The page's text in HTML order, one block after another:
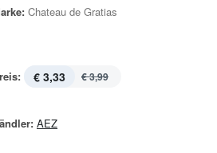
Chateau de Gratias
€ 3,33 € 3,99
AEZ